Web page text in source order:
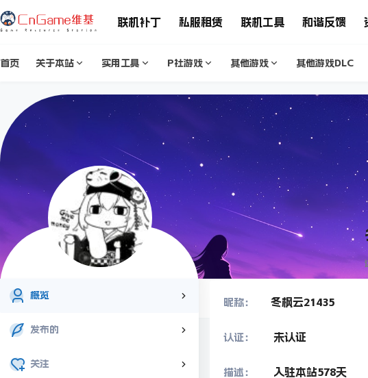
联机补丁 私服租赁 联机工具 和谐反馈
首页 关于本站 实用工具 P社游戏 其他游戏 其他游戏DLC
概览
发布的
关注
昵称： 冬枫云21435
认证： 未认证
描述： 入驻本站578天